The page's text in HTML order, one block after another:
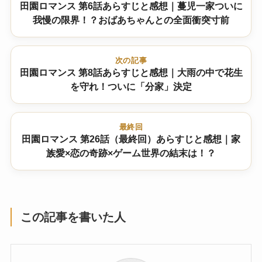
田園ロマンス 第6話あらすじと感想｜蔓児一家ついに
我慢の限界！？おばあちゃんとの全面衝突寸前
次の記事
田園ロマンス 第8話あらすじと感想｜大雨の中で花生
を守れ！ついに「分家」決定
最終回
田園ロマンス 第26話（最終回）あらすじと感想｜家
族愛×恋の奇跡×ゲーム世界の結末は！？
この記事を書いた人